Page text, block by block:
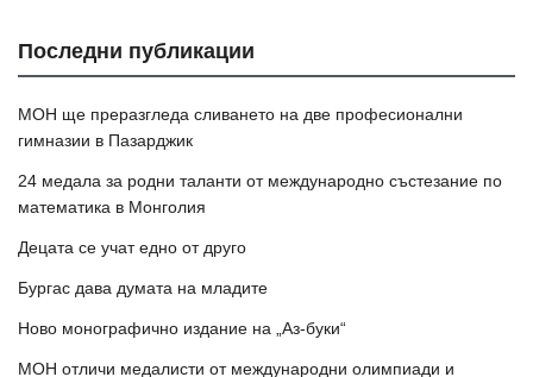
Последни публикации
МОН ще преразгледа сливането на две професионални
гимназии в Пазарджик
24 медала за родни таланти от международно състезание по
математика в Монголия
Децата се учат едно от друго
Бургас дава думата на младите
Ново монографично издание на „Аз-буки“
МОН отличи медалисти от международни олимпиади и